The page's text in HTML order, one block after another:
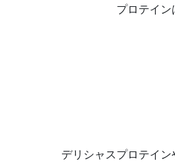
プロテイン
デリシャスプロテイ